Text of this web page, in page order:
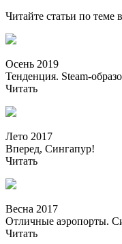
Читайте статьи по
Осень 2019
Тенденция. Steam-
Читать
Лето 2017
Вперед, Сингапур!
Читать
Весна 2017
Отличные аэропорты.
Читать